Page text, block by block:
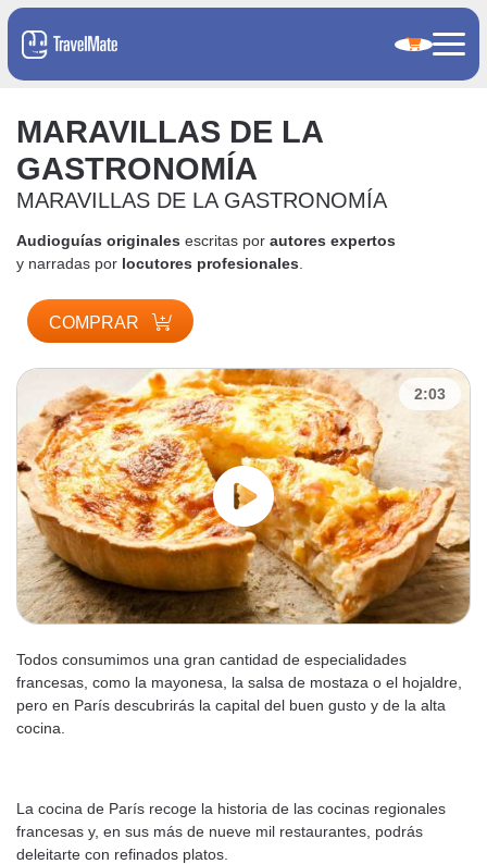
MARAVILLAS DE LA
GASTRONOMÍA
MARAVILLAS DE LA GASTRONOMÍA
Audioguías originales escritas por autores expertos
y narradas por locutores profesionales
COMPRAR
2:03
Todos consumimos una gran cantidad de especialidades
francesas, como la mayonesa, la salsa de mostaza o el hojaldre,
pero en París descubrirás la capital del buen gusto y de la alta
cocina.
La cocina de París recoge la historia de las cocinas regionales
francesas y, en sus más de nueve mil restaurantes, podrás
deleitarte con refinados platos.